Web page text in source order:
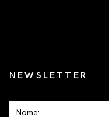
NEWSLETTER